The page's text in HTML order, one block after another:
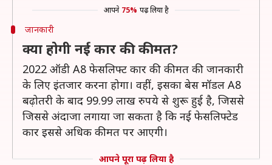
आपने 75% पढ़ लिया है
जानकारी
क्या होगी नई कार की कीमत?
2022 ऑडी A8 फेसलिफ्ट कार की कीमत की जानकारी
के लिए इंतजार करना होगा। वहीं, इसका बेस मॉडल A8
बढ़ोतरी के बाद 99.99 लाख रुपये से शुरू हुई है, जिससे
जिससे अंदाजा लगाया जा सकता है कि नई फेसलिफ्टेड
कार इससे अधिक कीमत पर आएगी।
आपने पूरा पढ़ लिया है